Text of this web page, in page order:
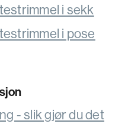
i sekk
i pose
- slik gjør du det